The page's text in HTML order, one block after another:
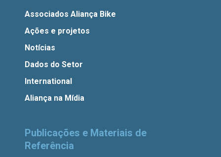
Associados Aliança Bike
Ações e projetos
Notícias
Dados do Setor
International
Aliança na Mídia
Publicações e Materiais de
Referência